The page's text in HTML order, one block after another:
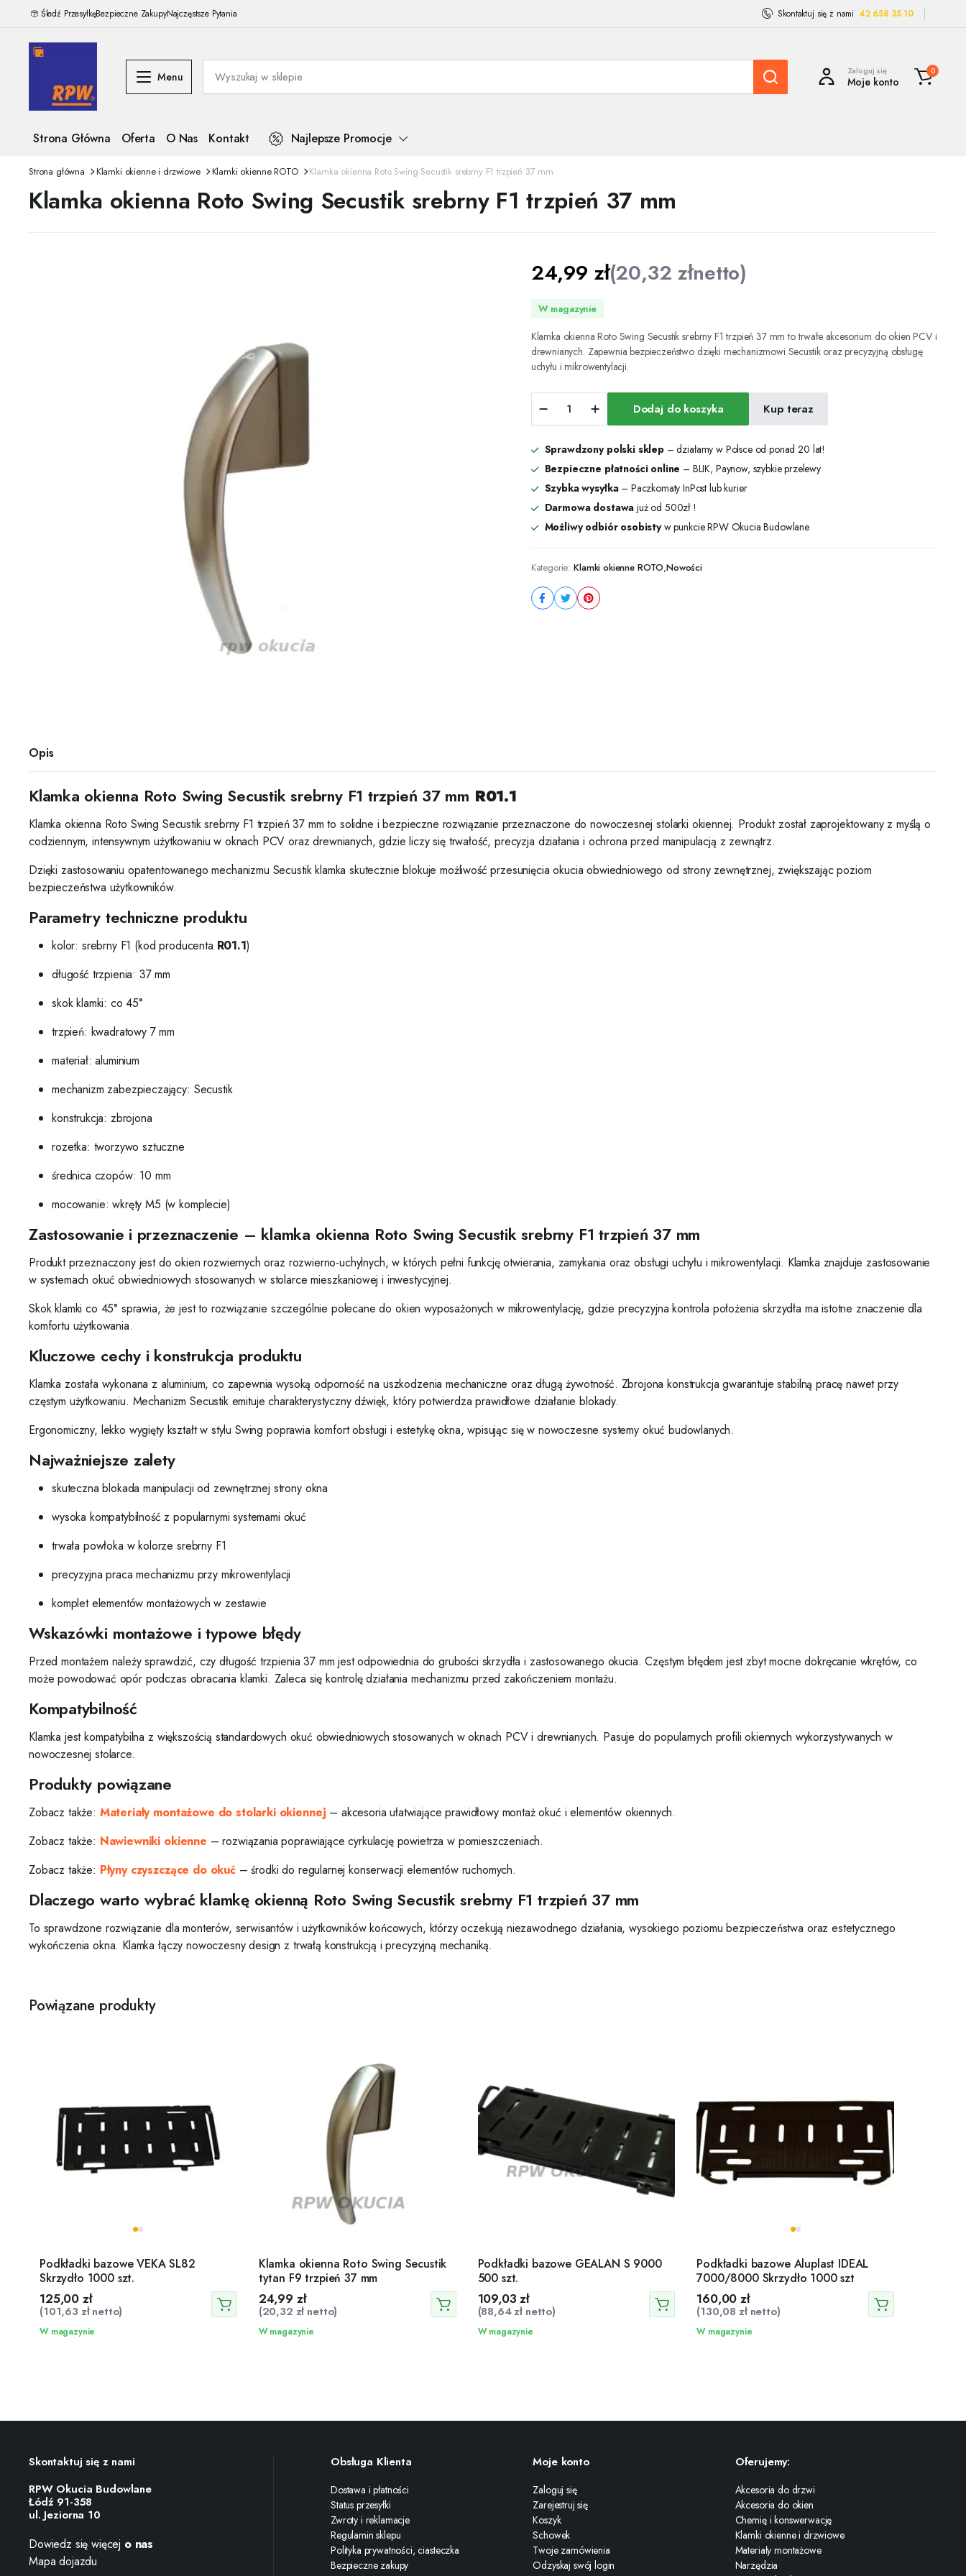
Śledź PrzesyłkęBezpieczne ZakupyNajczęstsze Pytania Skontaktuj się z nami 42 658 35 10
Menu Zaloguj się
Moje konto
0
Strona Główna Oferta O Nas Kontakt Najlepsze Promocje
Strona główna Klamki okienne i drzwiowe Klamki okienne ROTO Klamka okienna Roto Swing Secustik srebrny F1 trzpień 37 mm
Klamka okienna Roto Swing Secustik srebrny F1 trzpień 37 mm
24,99 zł(20,32 złnetto)
W magazynie
Klamka okienna Roto Swing Secustik srebrny F1 trzpień 37 mm to trwałe akcesorium do okien PCV i
drewnianych. Zapewnia bezpieczeństwo dzięki mechanizmowi Secustik oraz precyzyjną obsługę
uchyłu i mikrowentylacji.
okienna
Roto
Secustik
srebrny
F1
trzpień
37
mm
Dodaj do koszyka Kup teraz
Sprawdzony polski sklep – działamy w Polsce od ponad 20 lat!
Bezpieczne płatności online – BLIK, Paynow, szybkie przelewy
Szybka wysyłka– Paczkomaty InPost lub kurier
Darmowa dostawa już od 500zł !
Możliwy odbiór osobistyw punkcie RPW Okucia Budowlane
Kategorie: Klamki okienne ROTO,Nowości
Opis
Klamka okienna Roto Swing Secustik srebrny F1 trzpień 37 mm R01.1
Klamka okienna Roto Swing Secustik srebrny F1 trzpień 37 mm to solidne i bezpieczne rozwiązanie przeznaczone do nowoczesnej stolarki okiennej. Produkt został zaprojektowany z myślą o
codziennym, intensywnym użytkowaniu w oknach PCV oraz drewnianych, gdzie liczy się trwałość, precyzja działania i ochrona przed manipulacją z zewnątrz.
Dzięki zastosowaniu opatentowanego mechanizmu Secustik klamka skutecznie blokuje możliwość przesunięcia okucia obwiedniowego od strony zewnętrznej, zwiększając poziom
bezpieczeństwa użytkowników.
Parametry techniczne produktu
kolor: srebrny F1 (kod producenta R01.1)
długość trzpienia: 37 mm
skok klamki: co 45°
trzpień: kwadratowy 7 mm
materiał: aluminium
mechanizm zabezpieczający: Secustik
konstrukcja: zbrojona
rozetka: tworzywo sztuczne
średnica czopów: 10 mm
mocowanie: wkręty M5 (w komplecie)
Zastosowanie i przeznaczenie – klamka okienna Roto Swing Secustik srebrny F1 trzpień 37 mm
Produkt przeznaczony jest do okien rozwiernych oraz rozwierno-uchylnych, w których pełni funkcję otwierania, zamykania oraz obsługi uchyłu i mikrowentylacji. Klamka znajduje zastosowanie
w systemach okuć obwiedniowych stosowanych w stolarce mieszkaniowej i inwestycyjnej.
Skok klamki co 45° sprawia, że jest to rozwiązanie szczególnie polecane do okien wyposażonych w mikrowentylację, gdzie precyzyjna kontrola położenia skrzydła ma istotne znaczenie dla
komfortu użytkowania.
Kluczowe cechy i konstrukcja produktu
Klamka została wykonana z aluminium, co zapewnia wysoką odporność na uszkodzenia mechaniczne oraz długą żywotność. Zbrojona konstrukcja gwarantuje stabilną pracę nawet przy
częstym użytkowaniu. Mechanizm Secustik emituje charakterystyczny dźwięk, który potwierdza prawidłowe działanie blokady.
Ergonomiczny, lekko wygięty kształt w stylu Swing poprawia komfort obsługi i estetykę okna, wpisując się w nowoczesne systemy okuć budowlanych.
Najważniejsze zalety
skuteczna blokada manipulacji od zewnętrznej strony okna
wysoka kompatybilność z popularnymi systemami okuć
trwała powłoka w kolorze srebrny F1
precyzyjna praca mechanizmu przy mikrowentylacji
komplet elementów montażowych w zestawie
Wskazówki montażowe i typowe błędy
Przed montażem należy sprawdzić, czy długość trzpienia 37 mm jest odpowiednia do grubości skrzydła i zastosowanego okucia. Częstym błędem jest zbyt mocne dokręcanie wkrętów, co
może powodować opór podczas obracania klamki. Zaleca się kontrolę działania mechanizmu przed zakończeniem montażu.
Kompatybilność
Klamka jest kompatybilna z większością standardowych okuć obwiedniowych stosowanych w oknach PCV i drewnianych. Pasuje do popularnych profili okiennych wykorzystywanych w
nowoczesnej stolarce.
Produkty powiązane
Zobacz także: Materiały montażowe do stolarki okiennej – akcesoria ułatwiające prawidłowy montaż okuć i elementów okiennych.
Zobacz także: Nawiewniki okienne – rozwiązania poprawiające cyrkulację powietrza w pomieszczeniach.
Zobacz także: Płyny czyszczące do okuć – środki do regularnej konserwacji elementów ruchomych.
Dlaczego warto wybrać klamkę okienną Roto Swing Secustik srebrny F1 trzpień 37 mm
To sprawdzone rozwiązanie dla monterów, serwisantów i użytkowników końcowych, którzy oczekują niezawodnego działania, wysokiego poziomu bezpieczeństwa oraz estetycznego
wykończenia okna. Klamka łączy nowoczesny design z trwałą konstrukcją i precyzyjną mechaniką.
Powiązane produkty
Podkładki bazowe VEKA SL82
Skrzydło 1000 szt.
125,00 zł
(101,63 złnetto)
W magazynie
Klamka okienna Roto Swing Secustik
tytan F9 trzpień 37 mm
24,99 zł
(20,32 złnetto)
W magazynie
Podkładki bazowe GEALAN S 9000
500 szt.
109,03zł
(88,64złnetto)
W magazynie
Podkładki bazowe Aluplast IDEAL
7000/8000 Skrzydło 1000 szt
160,00zł
(130,08 złnetto)
W magazynie
Skontaktuj się z nami
RPW Okucia Budowlane
Łódź 91-358
ul. Jeziorna 10
Dowiedz się więcej o nas
Mapa dojazdu
Obsługa Klienta
Dostawa i płatności
Status przesyłki
Zwroty i reklamacje
Regulamin sklepu
Polityka prywatności, ciasteczka
Bezpieczne zakupy
Moje konto
Zaloguj się
Zarejestruj się
Koszyk
Schowek
Twoje zamówienia
Odzyskaj swój login
Oferujemy:
Akcesoria do drzwi
Akcesoria do okien
Chemię i konswerwację
Klamki okienne i drzwiowe
Materiały montażowe
Narzędzia